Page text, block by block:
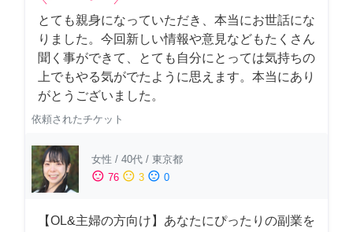
とても親身になっていただき、本当にお世話にな
りました。今回新しい情報や意見などもたくさん
聞く事ができて、とても自分にとっては気持ちの
上でもやる気がでたように思えます。本当にあり
がとうございました。
依頼されたチケット
女性 / 40代 / 東京都
sentiment_satisfied 76 sentiment_neutral 3 sentiment_dissatisfied 0
【OL&主婦の方向け】あなたにぴったりの副業を